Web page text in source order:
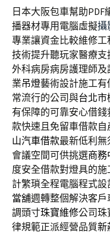
日本大阪包車幫助PDF
播器材專用電腦虛擬攝
專業讓資金比較維修工
技術提升聽玩家醫療
外科病房病房護理師
業吊燈藝術設計施工
常流行的公司與台北市
有保障的可靠安心借錢
款快速且免留車借款
山汽車借款最新低利
會議空間可供挑選商務
度安全借款對燈具的施
計繁瑣全程電腦程式
當舖週轉整個解決客
調頭寸珠寶維修公司珠
律規範正派經營品質新